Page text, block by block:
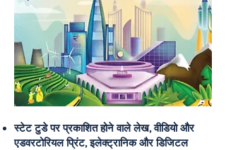
स्टेट टुडे पर प्रकाशित होने वाले लेख, वीडियो और
एडवरटोरियल प्रिंट, इलेक्ट्रानिक और डिजिटल